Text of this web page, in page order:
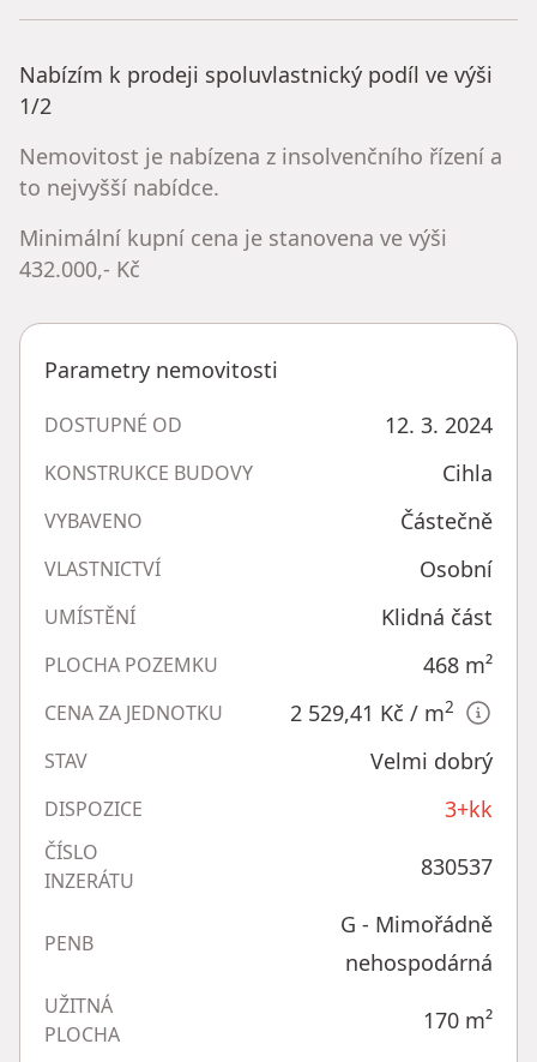
Nabízím k prodeji spoluvlastnický podíl ve výši
1/2
Nemovitost je nabízena z insolvenčního řízení a
to nejvyšší nabídce.
Minimální kupní cena je stanovena ve výši
432.000,- Kč
Parametry nemovitosti
DOSTUPNÉ OD 12. 3. 2024
KONSTRUKCE BUDOVY Cihla
VYBAVENO Částečně
VLASTNICTVÍ Osobní
UMÍSTĚNÍ Klidná část
PLOCHA POZEMKU 468 m²
CENA ZA JEDNOTKU 2 529,41 Kč / m2
STAV Velmi dobrý
DISPOZICE 3+kk
ČÍSLO
INZERÁTU
830537
PENB
G - Mimořádně
nehospodárná
UŽITNÁ
PLOCHA
170 m²